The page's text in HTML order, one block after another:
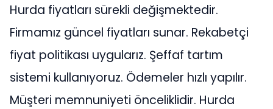
Hurda fiyatları sürekli değişmektedir.
Firmamız güncel fiyatları sunar. Rekabetçi
fiyat politikası uygularız. Şeffaf tartım
sistemi kullanıyoruz. Ödemeler hızlı yapılır.
Müşteri memnuniyeti önceliklidir. Hurda